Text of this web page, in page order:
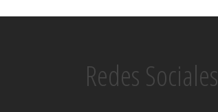
Redes Sociales